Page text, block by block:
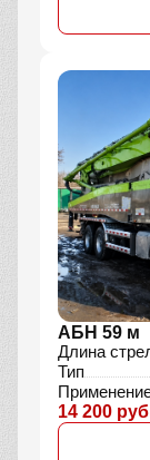
АБН 59 м
Длина
Тип
14 200